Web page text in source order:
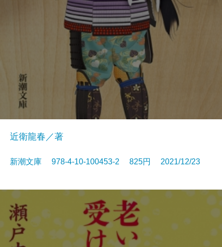
近衛龍春／著
新潮文庫 978-4-10-100453-2 825円 2021/12/23